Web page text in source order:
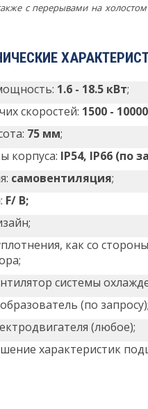
с перерывами на
1.6 - 18.5 кВт;
скоростей: 1500 -
75 мм;
корпуса: IP54, IP66 (по
самовентиляция;
F/ B;
как со
системы
(по
(любое);
характеристик